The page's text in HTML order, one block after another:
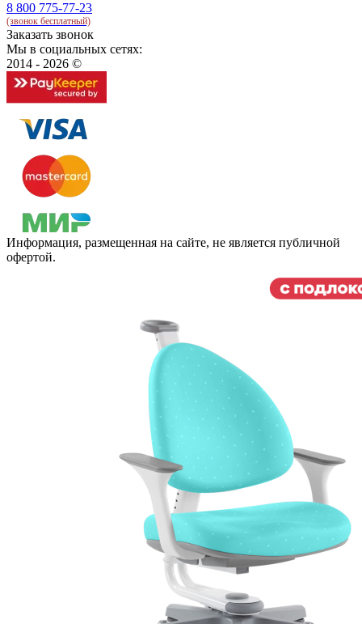
8 800 775-77-23
(звонок бесплатный)
Заказать звонок
Мы в социальных сетях:
2014 - 2026 ©
Информация, размещенная на сайте, не является публичной
офертой.